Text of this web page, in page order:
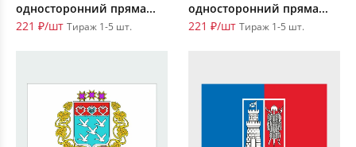
односторонний пряма...
221 ₽/шт Тираж 1-5 шт.
односторонний пряма...
221 ₽/шт Тираж 1-5 шт.